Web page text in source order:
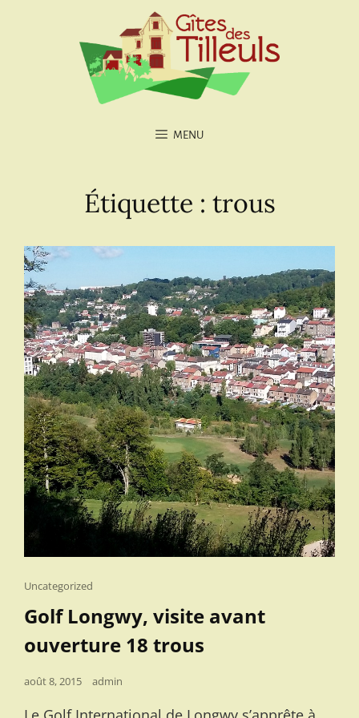
MENU
Étiquette : trous
Cat
Uncategorized
Golf Longwy, visite avant
ouverture 18 trous
Posted
août 8, 2015 admin